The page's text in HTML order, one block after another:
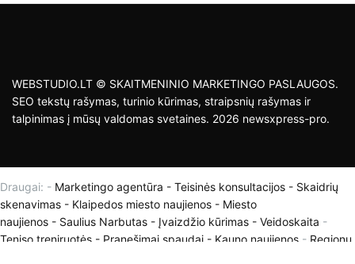
WEBSTUDIO.LT © SKAITMENINIO MARKETINGO PASLAUGOS.
SEO tekstų rašymas, turinio kūrimas, straipsnių rašymas ir
talpinimas į mūsų valdomas svetaines. 2026 newsxpress-pro.
Draugai: - Marketingo agentūra - Teisinės konsultacijos - Skaidrių
skenavimas - Klaipedos miesto naujienos - Miesto
naujienos - Saulius Narbutas - Įvaizdžio kūrimas - Veidoskaita -
Teniso treniruotės - Pranešimai spaudai - Kauno naujienos - Regionų